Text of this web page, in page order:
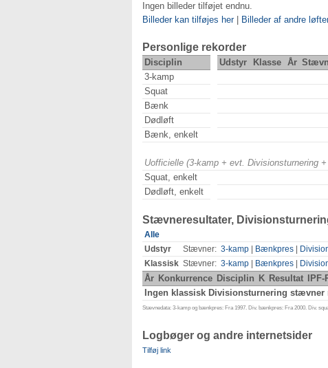
Ingen billeder tilføjet endnu.
Billeder kan tilføjes her| Billeder af andre
Personlige rekorder
Disciplin Udstyr Klasse År
3-kamp
Squat
Bænk
Dødløft
Bænk, enkelt
Uofficielle (3-kamp + evt. Divisionsturnering
Squat, enkelt
Dødløft, enkelt
Stævneresultater,
Alle
Udstyr
Stævner: 3-kamp Bænkpres
Klassisk Stævner: 3-kamp Bænkpres
År Konkurrence Disciplin K Resultat IPF-
Ingen klassisk Divisionsturnering stævner
Stævnedata: 3-kamp og bænkpres: Fra 1997. Div. bænkpres: Fra 2000. Div.
Logbøger og andre internetsider
Tilføj link